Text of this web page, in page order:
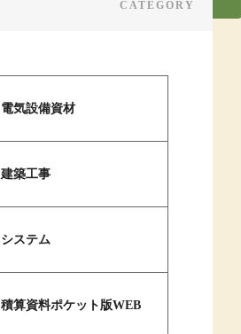
電気設備資材
建築工事
システム
積算資料ポケット版WEB